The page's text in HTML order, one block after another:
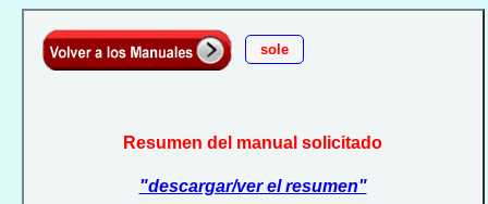
sole
Resumen del manual solicitado
"descargar/ver el resumen"